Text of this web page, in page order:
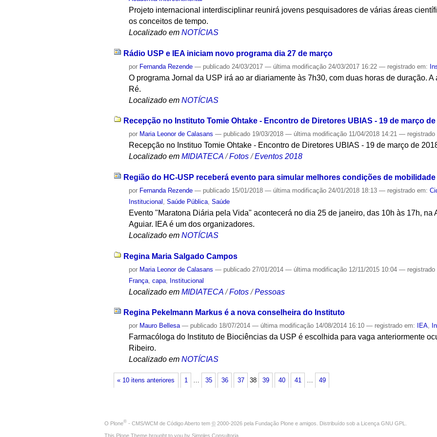
Projeto internacional interdisciplinar reunirá jovens pesquisadores de várias áreas
os conceitos de tempo.
Localizado em NOTÍCIAS
Rádio USP e IEA iniciam novo programa dia 27 de março
por Fernanda Rezende — publicado 24/03/2017— última modificação 24/03/2017 16:22— registrado em:
O programa Jornal da USP irá ao ar diariamente às 7h30, com duas horas de duração.
Ré.
Localizado em NOTÍCIAS
Recepção no Instituto Tomie Ohtake - Encontro de Diretores UBIAS - 19 de março de
por Maria Leonor de Calasans — publicado 19/03/2018— última modificação 11/04/2018 14:21—
Recepção no Instituo Tomie Ohtake - Encontro de Diretores UBIAS - 19 de março de
Localizado em MIDIATECA /Fotos /Eventos 2018
Região do HC-USP receberá evento para simular melhores condições de mobilidade
por Fernanda Rezende — publicado 15/01/2018— última modificação 24/01/2018 18:13— registrado em:
Institucional
,Saúde Pública ,Saúde
Evento "Maratona Diária pela Vida" acontecerá no dia 25 de janeiro, das 10h às 17h, na
Aguiar. IEA é um dos organizadores.
Localizado em NOTÍCIAS
Regina Maria Salgado Campos
por Maria Leonor de Calasans — publicado 27/01/2014— última modificação 12/11/2015 10:04—
França ,capa Institucional
Localizado em MIDIATECA /Fotos /Pessoas
Regina Pekelmann Markus é a nova conselheira do Instituto
por Mauro Bellesa — publicado 18/07/2014— última modificação 14/08/2014 16:10— registrado em: IEA,
Farmacóloga do Instituto de Biociências da USP é escolhida para vaga anteriormente
Ribeiro.
Localizado em NOTÍCIAS
« 10 itens anteriores 1 35 36 37 38 39 40 41 49
O Plone® - CMS/WCM de Código Aberto tem © 2000-2026 pela Fundação Plone e amigos. Distribuído sob a Licença GNU GPL
This Plone Theme brought to you by Simples Consultoria